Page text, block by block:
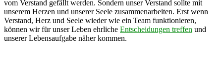
vom Verstand gefällt werden. Sondern unser Verstand sollte mit
unserem Herzen und unserer Seele zusammenarbeiten. Erst wenn
Verstand, Herz und Seele wieder wie ein Team funktionieren,
können wir für unser Leben ehrliche Entscheidungen treffen und
unserer Lebensaufgabe näher kommen.